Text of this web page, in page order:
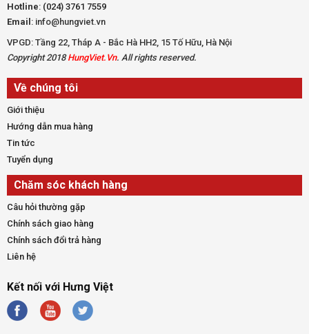
Hotline: (024) 3761 7559
Email : info@hungviet.vn
VPGD: Tầng 22, Tháp A - Bắc Hà HH2, 15 Tố Hữu, Hà Nội
Copyright 2018HungViet.Vn. All rights reserved.
Về chúng tôi
Giới thiệu
Hướng dẫn mua hàng
Tin tức
Tuyển dụng
Chăm sóc khách hàng
Câu hỏi thường gặp
Chính sách giao hàng
Chính sách đổi trả hàng
Liên hệ
Kết nối với Hưng Việt